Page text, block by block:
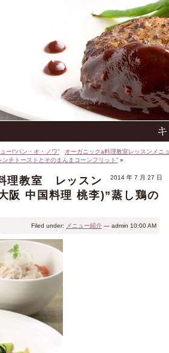
!“パン・オ・ノワ”
オーガニックa料理教室レッスンメニュ
チトーストとそのまんまコーンフリット” »
2014 年 7 月 27 日
理教室 レッスン
阪 中国料理 桃李)”蒸し鶏の
Filed under: メニュー紹介 — admin 10:00 AM